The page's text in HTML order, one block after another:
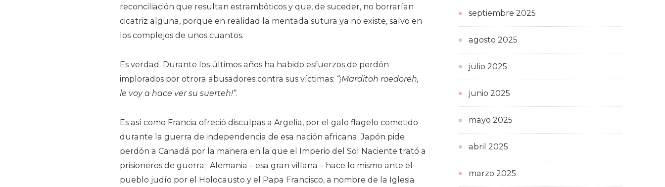
reconciliación que resultan estrambóticos y que, de suceder, no borrarían
cicatriz alguna, porque en realidad la mentada sutura ya no existe, salvo en
los complejos de unos cuantos.
Es verdad. Durante los últimos años ha habido esfuerzos de perdón
implorados por otrora abusadores contra sus víctimas: “¡Marditoh roedoreh,
le voy a hace ver su suerteh!”.
Es así como Francia ofreció disculpas a Argelia, por el galo flagelo cometido
durante la guerra de independencia de esa nación africana; Japón pide
perdón a Canadá por la manera en la que el Imperio del Sol Naciente trató a
prisioneros de guerra; Alemania – esa gran villana – hace lo mismo ante el
pueblo judío por el Holocausto y el Papa Francisco, a nombre de la Iglesia
septiembre 2025
agosto 2025
julio 2025
junio 2025
mayo 2025
abril 2025
marzo 2025